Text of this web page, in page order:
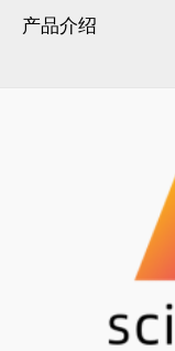
产品介绍